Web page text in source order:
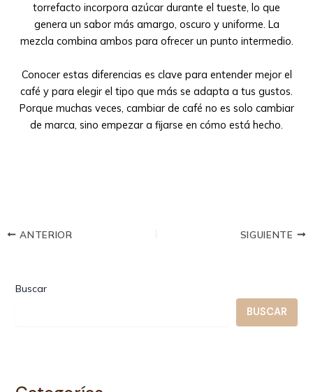
torrefacto incorpora azúcar durante el tueste, lo que
genera un sabor más amargo, oscuro y uniforme. La
mezcla combina ambos para ofrecer un punto intermedio.
Conocer estas diferencias es clave para entender mejor el
café y para elegir el tipo que más se adapta a tus gustos.
Porque muchas veces, cambiar de café no es solo cambiar
de marca, sino empezar a fijarse en cómo está hecho.
ANTERIOR SIGUIENTE
Buscar
BUSCAR